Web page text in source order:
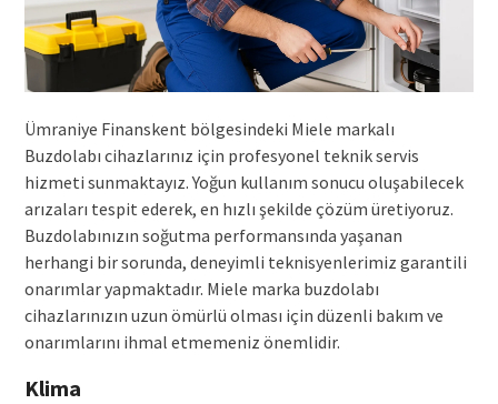
Ümraniye Finanskent bölgesindeki Miele markalı
Buzdolabı cihazlarınız için profesyonel teknik servis
hizmeti sunmaktayız. Yoğun kullanım sonucu oluşabilecek
arızaları tespit ederek, en hızlı şekilde çözüm üretiyoruz.
Buzdolabınızın soğutma performansında yaşanan
herhangi bir sorunda, deneyimli teknisyenlerimiz garantili
onarımlar yapmaktadır. Miele marka buzdolabı
cihazlarınızın uzun ömürlü olması için düzenli bakım ve
onarımlarını ihmal etmemeniz önemlidir.
Klima